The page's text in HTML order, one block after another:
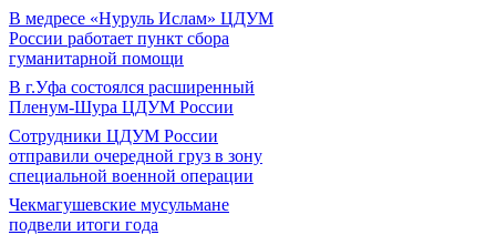
В медресе «Нуруль Ислам» ЦДУМ
России работает пункт сбора
гуманитарной помощи
В г.Уфа состоялся расширенный
Пленум-Шура ЦДУМ России
Сотрудники ЦДУМ России
отправили очередной груз в зону
специальной военной операции
Чекмагушевские мусульмане
подвели итоги года